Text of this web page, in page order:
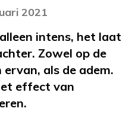
2021
intens, het laat
Zowel op de
als de adem.
effect van